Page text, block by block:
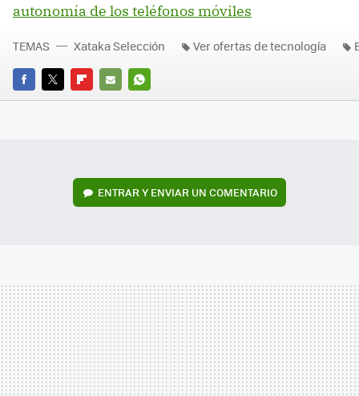
autonomía de los teléfonos móviles
FACEBOOK
TWITTERFLIPBOARD
E-
WHATSAPP
TEMAS Xataka Selección Ver ofertas de tecnología
ENTRAR Y ENVIAR UN COMENTARIO